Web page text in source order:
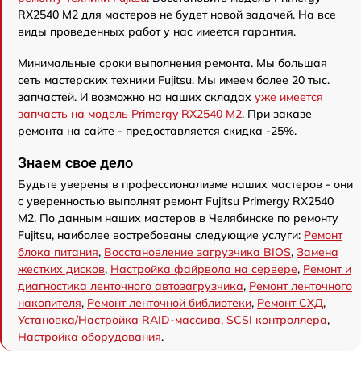
RX2540 M2 для мастеров не будет новой задачей. На все
виды проведенных работ у нас имеется гарантия.
Минимальные сроки выполнения ремонта. Мы большая
сеть мастерских техники Fujitsu. Мы имеем более 20 тыс.
запчастей. И возможно на наших складах уже имеется
запчасть на модель Primergy RX2540 M2. При заказе
ремонта на сайте - предоставляется скидка -25%.
Знаем свое дело
Будьте уверены в профессионализме наших мастеров - они
с уверенностью выполнят ремонт Fujitsu Primergy RX2540
M2. По данным наших мастеров в Челябинске по ремонту
Fujitsu, наиболее востребованы следующие услуги: Ремонт
блока питания, Восстановление загрузчика BIOS, Замена
жестких дисков, Настройка файрвола на сервере, Ремонт и
диагностика ленточного автозагрузчика, Ремонт ленточного
накопителя, Ремонт ленточной библиотеки, Ремонт СХД,
Установка/Настройка RAID-массива, SCSI контроллера,
Настройка оборудования.